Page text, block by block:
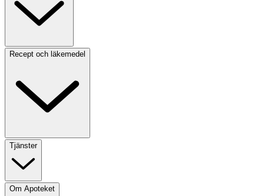
Recept och läkemedel
Tjänster
Om Apoteket